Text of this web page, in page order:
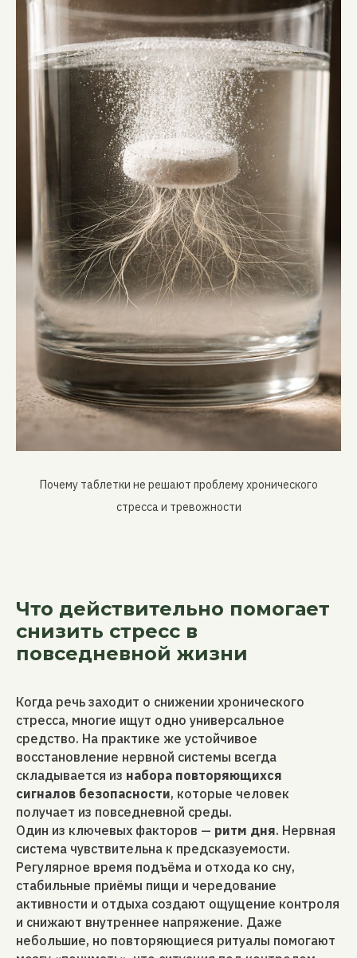
Почему таблетки не решают проблему хронического
стресса и тревожности
Что действительно помогает
снизить стресс в
повседневной жизни
Когда речь заходит о снижении хронического
стресса, многие ищут одно универсальное
средство. На практике же устойчивое
восстановление нервной системы всегда
складывается из набора повторяющихся
сигналов безопасности, которые человек
получает из повседневной среды.
Один из ключевых факторов — ритм дня. Нервная
система чувствительна к предсказуемости.
Регулярное время подъёма и отхода ко сну,
стабильные приёмы пищи и чередование
активности и отдыха создают ощущение контроля
и снижают внутреннее напряжение. Даже
небольшие, но повторяющиеся ритуалы помогают